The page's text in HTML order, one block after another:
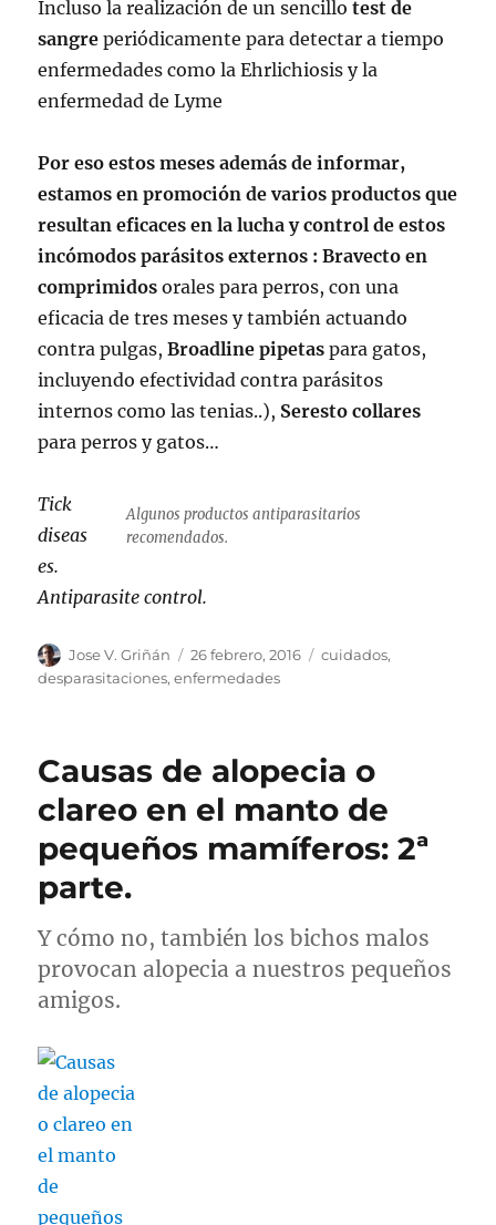
Incluso la realización de un sencillo test de
sangre periódicamente para detectar a tiempo
enfermedades como la Ehrlichiosis y la
enfermedad de Lyme
Por eso estos meses además de informar,
estamos en promoción de varios productos que
resultan eficaces en la lucha y control de estos
incómodos parásitos externos : Bravecto en
comprimidos orales para perros, con una
eficacia de tres meses y también actuando
contra pulgas,Broadline pipetas para gatos,
incluyendo efectividad contra parásitos
internos como las tenias..), Seresto collares
para perros y gatos…
Algunos productos antiparasitarios
recomendados.
Tick
diseas
es.
Antiparasite control.
Autor
Jose V. Griñán
Publicado
el
26 febrero, 2016 Categorías
cuidados,
desparasitaciones,enfermedades
Causas de alopecia o
clareo en el manto de
pequeños mamíferos: 2ª
parte.
Y cómo no, también los bichos malos
provocan alopecia a nuestros pequeños
amigos.